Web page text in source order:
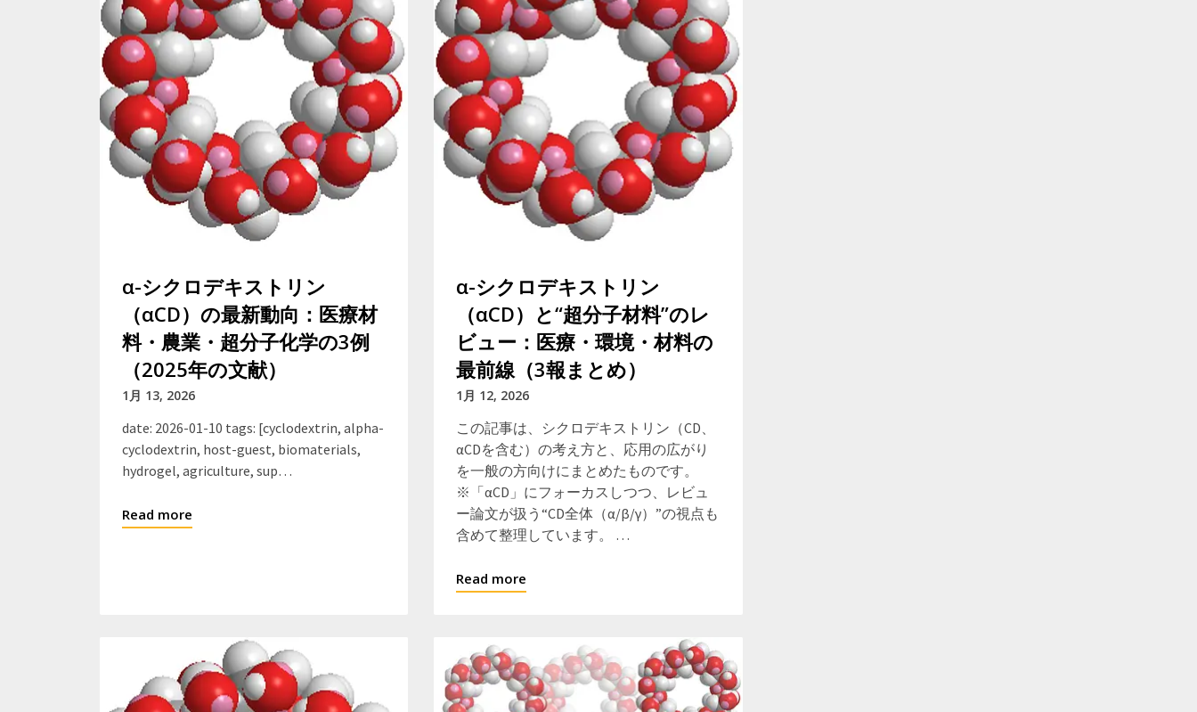
α-シクロデキストリン
（αCD）の最新動向：医療材
料・農業・超分子化学の3例
（2025年の文献）
1月 13, 2026
date: 2026-01-10 tags: [cyclodextrin, alpha-
cyclodextrin, host-guest, biomaterials,
hydrogel, agriculture, sup…
Read more
α-シクロデキストリン
（αCD）と“超分子材料”のレ
ビュー：医療・環境・材料の
最前線（3報まとめ）
1月 12, 2026
この記事は、シクロデキストリン（CD、
αCDを含む）の考え方と、応用の広がり
を一般の方向けにまとめたものです。
※「αCD」にフォーカスしつつ、レビュ
ー論文が扱う“CD全体（α/β/γ）”の視点も
含めて整理しています。 …
Read more